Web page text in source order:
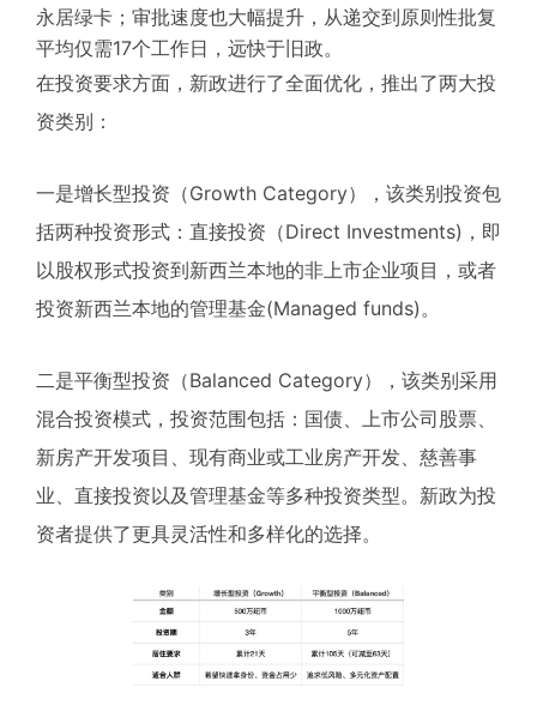
永居绿卡；审批速度也大幅提升，从递交到原则性批复
平均仅需17个工作日，远快于旧政。
在投资要求方面，新政进行了全面优化，推出了两大投
资类别：
一是增长型投资（Growth Category），该类别投资包
括两种投资形式：直接投资（Direct Investments)，即
以股权形式投资到新西兰本地的非上市企业项目，或者
投资新西兰本地的管理基金(Managed funds)。
二是平衡型投资（Balanced Category），该类别采用
混合投资模式，投资范围包括：国债、上市公司股票、
新房产开发项目、现有商业或工业房产开发、慈善事
业、直接投资以及管理基金等多种投资类型。新政为投
资者提供了更具灵活性和多样化的选择。